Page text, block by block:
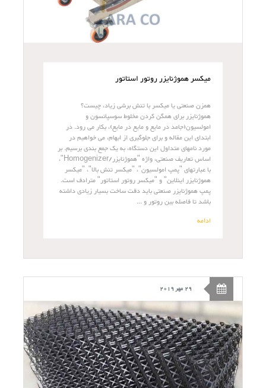
میکسر هموژنایزر روتور استاتور
همزن صنعتی یا میکسر با تنش برشی زیاد، چیست؟
هموژنایزر برای همگن کردن مخلوط سوسپانسون و
امولسیون(جامد در مایع و مایع در مایع)، بکار می رود. در
ابتدای این مقاله و برای جلوگیری از ابهام، می خواهیم در
مورد نامهای متداول این دستگاه، به یک جمع بندی برسیم. بر
اساس تعاریف صنعتی، واژه "هموژنایزر/Homogenizer"،
با عبارتهای "پمپ امولسیون"، "میکسر تنش بالا"، "میکسر
هموژنایزر اینلاین" و "میکسر روتور استاتور" مترادف است.
پمپ هموژنایزر صنعتی باید دقت ساخت بسیار زیادی داشته
باشد تا فاصله بین روتور و ...
ادامه
29 مهر 2019